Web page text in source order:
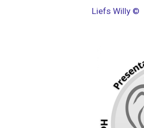
Liefs Willy ©